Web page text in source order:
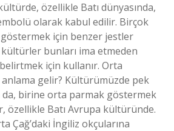
özellikle Batı dünyasında,
olarak kabul edilir. Birçok
göstermek için benzer jestler
bunları ima etmeden
belirtmek için kullanır. Orta
gelir? Kültürümüzde pek
da, birine orta parmak göstermek
özellikle Batı Avrupa kültüründe.
Çağ’daki İngiliz okçularına